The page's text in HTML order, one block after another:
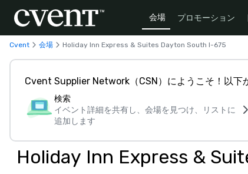
会場 プロモーション
Cvent 会場 Holiday Inn Express & Suites Dayton South I-675
Cvent Supplier Network（CSN）にようこそ！以下
検索
イベント詳細を共有し、会場を見つけ、リストに
追加します
Holiday Inn Express &